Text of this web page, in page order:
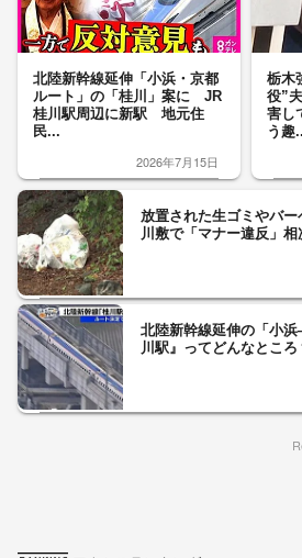
北陸新幹線延伸「小浜・京都
ルート」の「桂川」案に JR
桂川駅周辺に新駅 地元住
民...
2026年7月15日
栃木
役”
害し
う趣
放置された生ゴミやバ
川敷で「マナー違反」
北陸新幹線延伸の「小
川駅』ってどんなとこ